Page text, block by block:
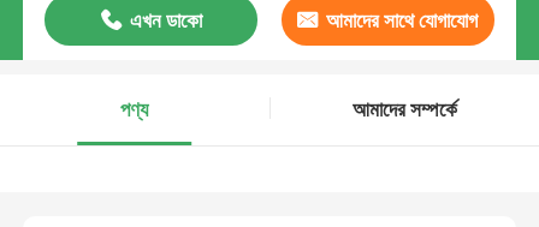
এখন ডাকো আমাদের সাথে যোগাযোগ
পণ্য
আমাদের সম্পর্কে